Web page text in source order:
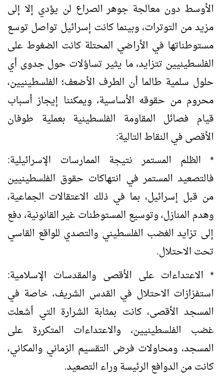
الأوسط دون معالجة جوهر الصراع لن يؤدي إلا إلى
مزيد من التوترات، وبينما كانت إسرائيل تواصل توسع
مستوطناتها في الأراضي المحتلة كانت الضغوط على
الفلسطينيين تتزايد، ما يثير تساؤلات حول جدوى أي
حلول سلمية طالما أن الطرف الأضعف؛ الفلسطينيين،
محروم من حقوقه الأساسية، ويمكننا إيجاز أسباب
قيام فصائل المقاومة الفلسطينية بعملية طوفان
الأقصى في النقاط التالية:
* الظلم المستمر نتيجة الممارسات الإسرائيلية:
فالتصعيد المستمر في انتهاكات حقوق الفلسطينيين
من قبل إسرائيل، بما في ذلك الاعتقالات الجماعية،
وهدم المنازل، وتوسيع المستوطنات غير القانونية، دفع
إلى تزايد الغضب الفلسطيني والتصدي للواقع القاسي
تحت الاحتلال.
* الاعتداءات على الأقصى والمقدسات الإسلامية:
استفزازات الاحتلال في القدس الشريف، خاصة في
المسجد الأقصى، كانت بمثابة الشرارة التي أشعلت
غضب الفلسطينيين، والاعتداءات المتكررة على
المسجد، ومحاولات فرض التقسيم الزماني والمكاني،
كانت من الدوافع الرئيسة وراء التصعيد.